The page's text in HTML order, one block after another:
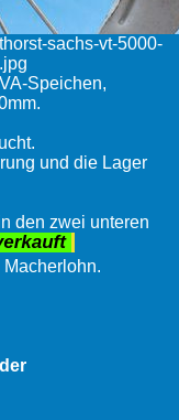
sachs-vt-5000-
Speichen,
und die Lager
den zwei unteren